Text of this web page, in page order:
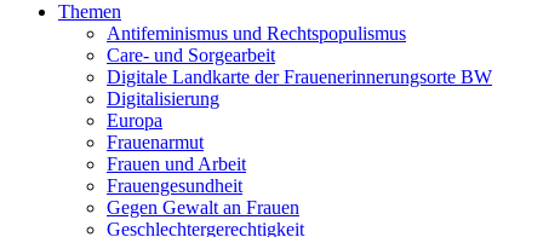
Themen
Antifeminismus und Rechtspopulismus
Care- und Sorgearbeit
Digitale Landkarte der Frauenerinnerungsorte BW
Digitalisierung
Europa
Frauenarmut
Frauen und Arbeit
Frauengesundheit
Gegen Gewalt an Frauen
Geschlechtergerechtigkeit